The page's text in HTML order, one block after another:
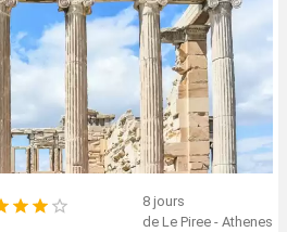
Compagnies
Rechercher
8 jours
de Le Piree - Athenes